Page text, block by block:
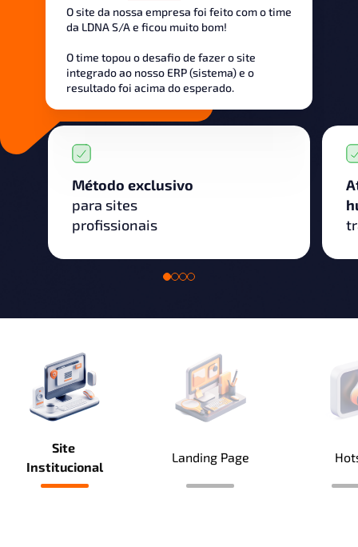
O site da nossa empresa foi feito com o time
da LDNA S/A e ficou muito bom!
O time topou o desafio de fazer o site
integrado ao nosso ERP (sistema) e o
resultado foi acima do esperado.
Método exclusivo
para sites
profissionais
Site
Institucional
Landing Page